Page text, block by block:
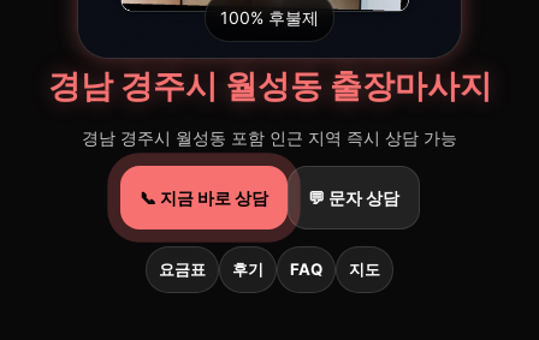
100% 후불제
경남 경주시 월성동 출장마사지
경남 경주시 월성동 포함 인근 지역 즉시 상담 가능
📞 지금 바로 상담 💬 문자 상담
요금표 후기 FAQ 지도